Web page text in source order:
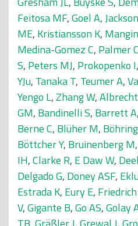
Feitosa MF,Goel A,
ME, Kristiansson K,
Medina-Gomez C, Palmer
S, Peters MJ, Prokopenko I,
YJu, Tanaka T, Teumer A,
Yengo L,Zhang W,
GM, Bandinelli S, Barrett A,
Berne C, Blüher M,
Böttcher Y, Bruinenberg M,
IH,Clarke R, E Daw W,
Delgado G, Doney ASF,
Estrada K, Eury E,
V,Gigante B,Go AS,Golay